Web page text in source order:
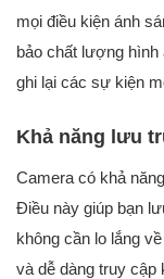
mọi điều kiện ánh
bảo chất lượng hình
ghi lại các sự kiện
Khả năng lưu
Camera có khả
Điều này giúp bạn
không cần lo lắng
và dễ dàng truy cập